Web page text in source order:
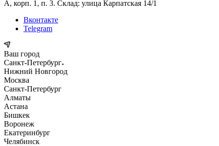
А, корп. 1, п. 3. Склад: улица Карпатская 14/1
Вконтакте
Telegram
Ваш город
Санкт-Петербург
Нижний Новгород
Москва
Санкт-Петербург
Алматы
Астана
Бишкек
Воронеж
Екатеринбург
Челябинск